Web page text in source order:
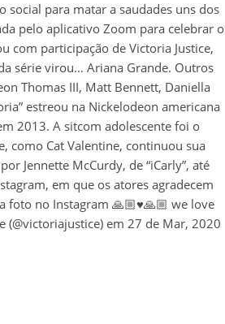
social para matar a saudades uns dos
pelo aplicativo Zoom para celebrar o
com participação de Victoria Justice,
série virou… Ariana Grande. Outros
Thomas III, Matt Bennett, Daniella
estreou na Nickelodeon americana
2013. A sitcom adolescente foi o
como Cat Valentine, continuou sua
Jennette McCurdy, de “iCarly”, até
em que os atores agradecem
foto no Instagram 🙏🏼♥️🙏🏼 we love
(@victoriajustice) em 27 de Mar, 2020